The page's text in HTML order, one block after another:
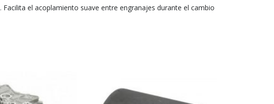
el acoplamiento suave entre engranajes durante el cambio